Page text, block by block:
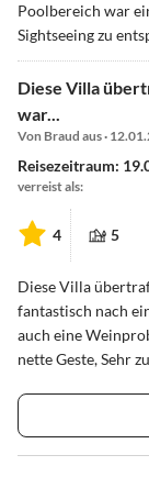
Poolbereich war
Sightseeing zu
Diese Villa
war...
Von Braud aus ·
Reisezeitraum:
verreist als:
4 5
Diese Villa
fantastisch nach
auch eine
nette Geste, Sehr